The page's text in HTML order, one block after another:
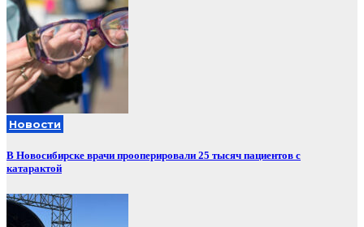
Новости
В Новосибирске врачи прооперировали 25 тысяч пациентов с
катарактой